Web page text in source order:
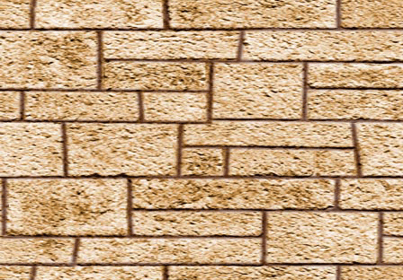
Inflatus
Liberacorpus
Muffliato
Nebulus
Partis Temporus
Peskiwichteli Pesternomi
Protego
Protego Diabolica
Protego Horribilis
Protego Maxima
Protego Totalum
Pullus
Relaschio
Repello Inimicum
Repello Muggeltum
Riddikulus
Salvio Hexia
Snufflifors
Türblockierende Flammen
Vermiculus
Vipera Evanesca